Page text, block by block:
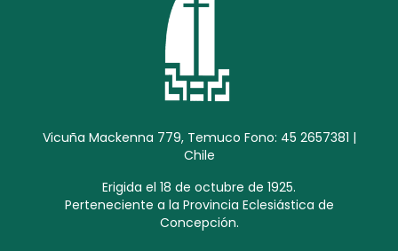
Vicuña Mackenna 779, Temuco Fono: 45 2657381 |
Chile
Erigida el 18 de octubre de 1925.
Perteneciente a la Provincia Eclesiástica de
Concepción.